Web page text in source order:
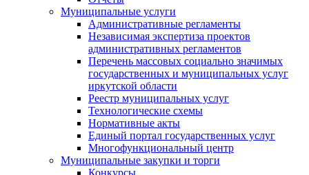
Муниципальные услуги
Административные регламенты
Независимая экспертиза проектов
административных регламентов
Перечень массовых социально значимых
государственных и муниципальных услуг
иркутской области
Реестр муниципальных услуг
Технологические схемы
Нормативные акты
Единый портал государственных услуг
Многофункциональный центр
Муниципальные закупки и торги